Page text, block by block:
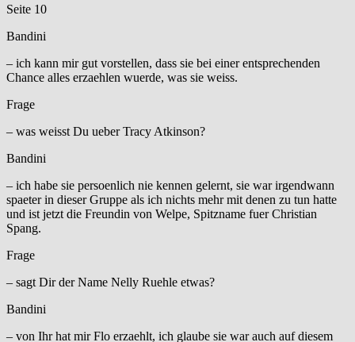
Seite 10
Bandini
– ich kann mir gut vorstellen, dass sie bei einer entsprechenden
Chance alles erzaehlen wuerde, was sie weiss.
Frage
– was weisst Du ueber Tracy Atkinson?
Bandini
– ich habe sie persoenlich nie kennen gelernt, sie war irgendwann
spaeter in dieser Gruppe als ich nichts mehr mit denen zu tun hatte
und ist jetzt die Freundin von Welpe, Spitzname fuer Christian
Spang.
Frage
– sagt Dir der Name Nelly Ruehle etwas?
Bandini
– von Ihr hat mir Flo erzaehlt, ich glaube sie war auch auf diesem